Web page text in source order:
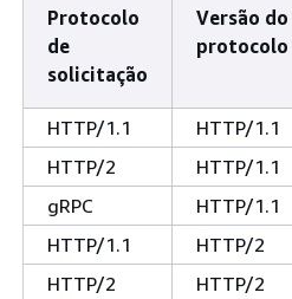
Protocolo
de
solicitação
Versão do
protocolo
HTTP/1.1 HTTP/1.1
HTTP/2
HTTP/1.1
gRPC
HTTP/1.1
HTTP/1.1
HTTP/2
HTTP/2
HTTP/2